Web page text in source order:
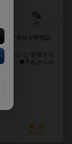
ッドガルド年代記
代記』に 登場する
ム。 ◆手札から出
16
持ってる